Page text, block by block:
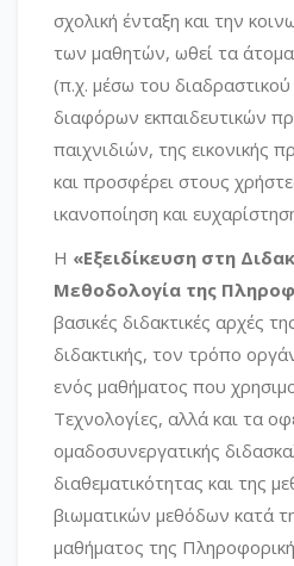
σχολική ένταξη και την
των μαθητών, ωθεί τα άτομα
(π.χ. μέσω του
διαφόρων εκπαιδευτικών
παιχνιδιών, της εικονικής
και προσφέρει στους
ικανοποίηση και
Η «Εξειδίκευση στη
Μεθοδολογία της
βασικές διδακτικές αρχές
διδακτικής, τον τρόπο
ενός μαθήματος που
Τεχνολογίες, αλλά και τα
ομαδοσυνεργατικής
διαθεματικότητας και της
βιωματικών μεθόδων κατά
μαθήματος της